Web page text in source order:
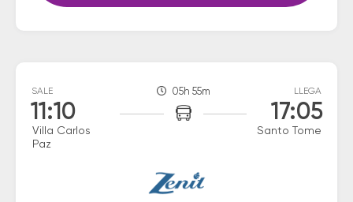
SALE
11:10
Villa Carlos
Paz
05h 55m LLEGA
17:05
Santo Tome